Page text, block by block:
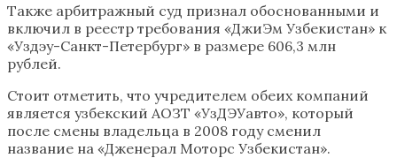
Также арбитражный суд признал обоснованными и
включил в реестр требования «ДжиЭм Узбекистан» к
«Уздэу-Санкт-Петербург» в размере 606,3 млн
рублей.
Стоит отметить, что учредителем обеих компаний
является узбекский АОЗТ «УзДЭУавто», который
после смены владельца в 2008 году сменил
название на «Дженерал Моторс Узбекистан».